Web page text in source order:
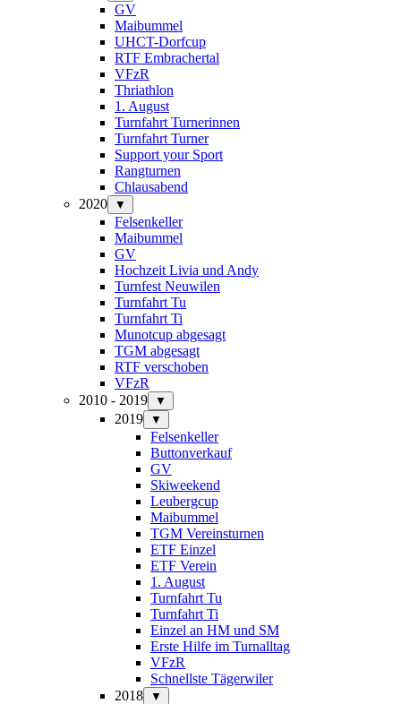
GV
Maibummel
UHCT-Dorfcup
RTF Embrachertal
VFzR
Thriathlon
1. August
Turnfahrt Turnerinnen
Turnfahrt Turner
Support your Sport
Rangturnen
Chlausabend
2020
▼
Felsenkeller
Maibummel
GV
Hochzeit Livia und Andy
Turnfest Neuwilen
Turnfahrt Tu
Turnfahrt Ti
Munotcup abgesagt
TGM abgesagt
RTF verschoben
VFzR
2010 - 2019
▼
2019 ▼
Felsenkeller
Buttonverkauf
GV
Skiweekend
Leubergcup
Maibummel
TGM Vereinsturnen
ETF Einzel
ETF Verein
1. August
Turnfahrt Tu
Turnfahrt Ti
Einzel an HM und SM
Erste Hilfe im Turnalltag
VFzR
Schnellste Tägerwiler
2018
▼